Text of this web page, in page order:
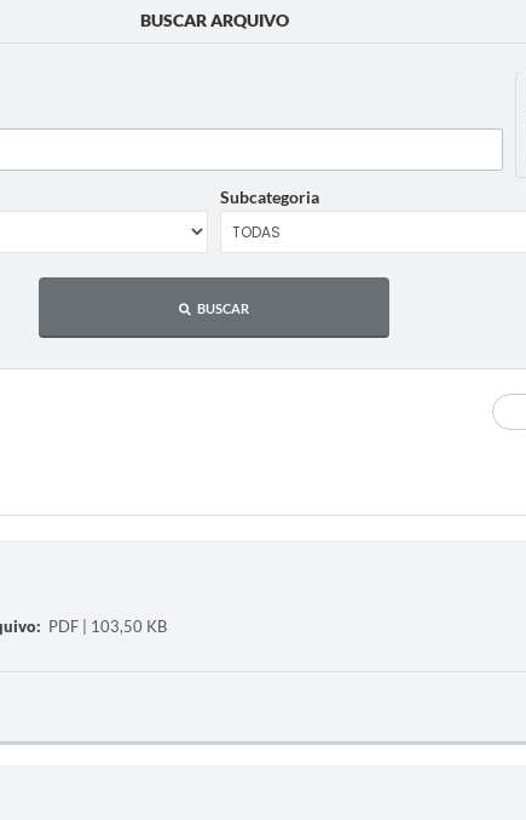
BUSCAR ARQUIVO
Subcategoria
BUSCAR
PDF | 103,50 KB